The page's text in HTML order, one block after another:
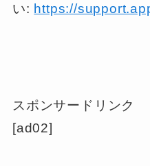
い: https://
スポンサードリンク
[ad02]